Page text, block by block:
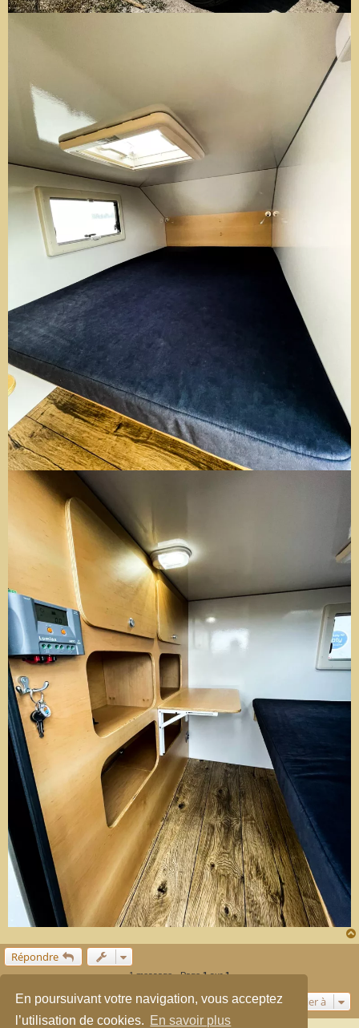
En poursuivant votre navigation, vous acceptez
l’utilisation de cookies. En savoir plus
Répondre
1 message • Page1sur1
Aller à